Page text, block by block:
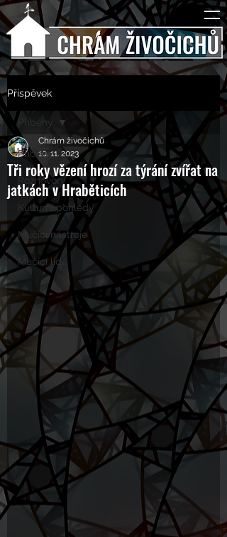
Příspěvek
Příběhy
Rozhovory
Kulturní pohledy
Mučící nástroje
Mučící lidé
Příběhy
Tři roky vězení hrozí za týrání zvířat na
jatkách v Hraběticích
Chrám živočichů
10. 11. 2023